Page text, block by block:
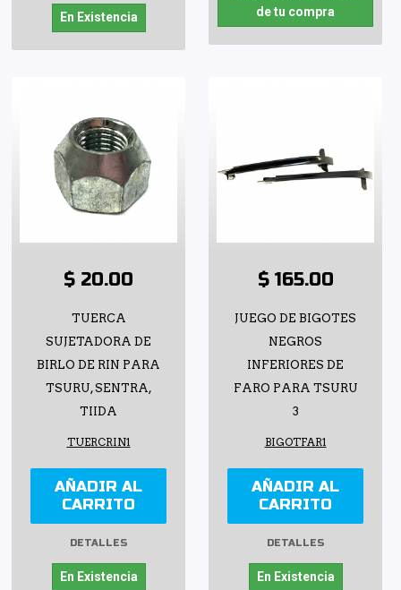
En Existencia
de tu compra
$ 20.00
TUERCA
SUJETADORA DE
BIRLO DE RIN PARA
TSURU, SENTRA,
TIIDA
TUERCRIN1
AÑADIR AL
CARRITO
DETALLES
En Existencia
$ 165.00
JUEGO DE BIGOTES
NEGROS
INFERIORES DE
FARO PARA TSURU
3
BIGOTFAR1
AÑADIR AL
CARRITO
DETALLES
En Existencia